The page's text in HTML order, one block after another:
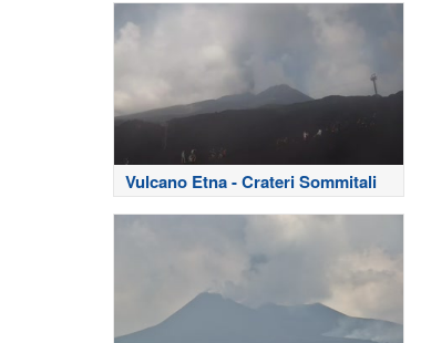
Vulcano Etna - Crateri Sommitali